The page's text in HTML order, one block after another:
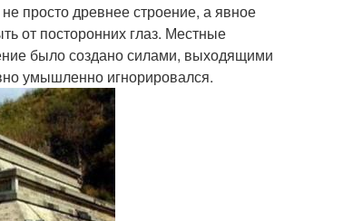
просто древнее строение, а явное
от посторонних глаз. Местные
было создано силами, выходящими
умышленно игнорировался.